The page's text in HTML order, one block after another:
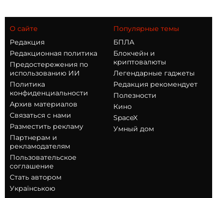
О сайте
Редакция
Редакционная политика
Предостережения по
использованию ИИ
Политика
конфиденциальности
Архив материалов
Связаться с нами
Разместить рекламу
Партнерам и
рекламодателям
Пользовательское
соглашение
Стать автором
Українською
Популярные темы
БПЛА
Блокчейн и
криптовалюты
Легендарные гаджеты
Редакция рекомендует
Полезности
Кино
SpaceX
Умный дом